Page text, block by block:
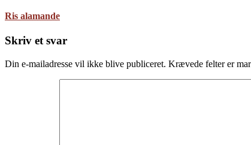
Ris alamande
Skriv et svar
Din e-mailadresse vil ikke blive publiceret. Krævede felter er